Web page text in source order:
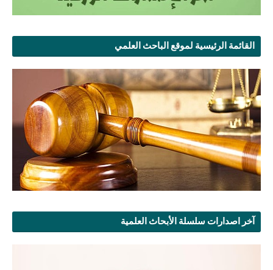
القائمة الرئيسية لموقع الباحث العلمي
آخر اصدارات سلسلة الأبحاث العلمية